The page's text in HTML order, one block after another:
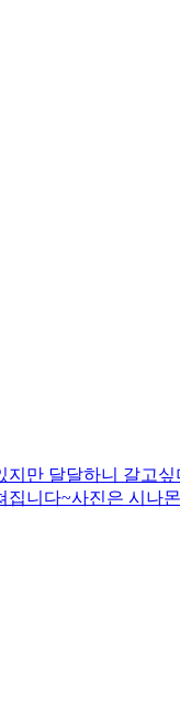
만 달달하니 갈고
니다~사진은 시나